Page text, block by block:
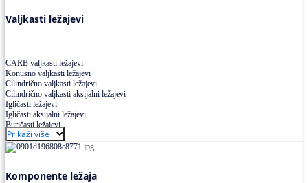
Valjkasti ležajevi
CARB valjkasti ležajevi
Konusno valjkasti ležajevi
Cilindrično valjkasti ležajevi
Cilindrično valjkasti aksijalni ležajevi
Igličasti ležajevi
Igličasti aksijalni ležajevi
Buričasti ležajevi
Buričasti zaptiveni ležajevi
Buričasti aksijalni ležajevi
Prikaži više
Komponente ležaja